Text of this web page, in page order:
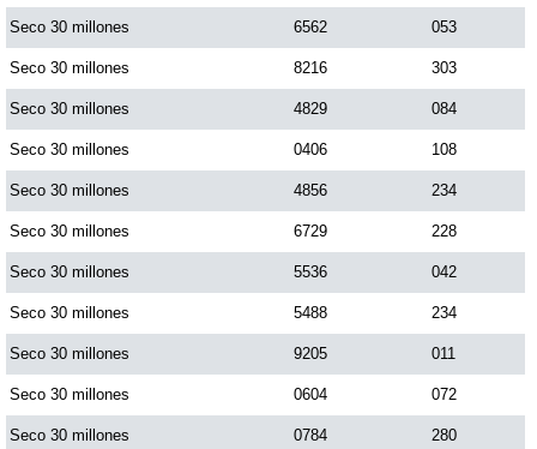
Saman de la suerte
Sinuano Día
Sinuano Noche
Super Chontico Noche
Seco 30 millones 6562 053
Seco 30 millones 8216 303
Seco 30 millones 4829 084
Seco 30 millones 0406 108
Seco 30 millones 4856 234
Seco 30 millones 6729 228
Seco 30 millones 5536 042
Seco 30 millones 5488 234
Seco 30 millones 9205 011
Seco 30 millones 0604 072
Seco 30 millones 0784 280